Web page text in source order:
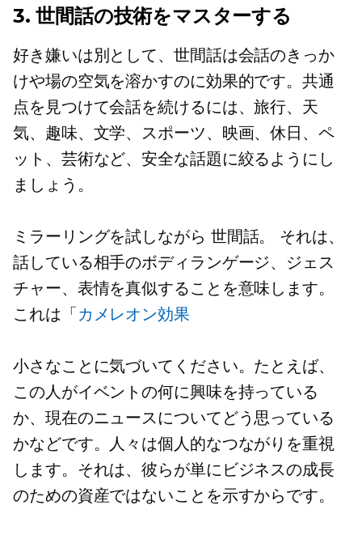
3. 世間話の技術をマスターする
好き嫌いは別として、世間話は会話のきっか
けや場の空気を溶かすのに効果的です。共通
点を見つけて会話を続けるには、旅行、天
気、趣味、文学、スポーツ、映画、休日、ペ
ット、芸術など、安全な話題に絞るようにし
ましょう。
ミラーリングを試しながら 世間話。
それは、
話している相手のボディランゲージ、ジェス
チャー、表情を真似することを意味します。
これは「 カメレオン効果
小さなことに気づいてください。たとえば、
この人がイベントの何に興味を持っている
か、現在のニュースについてどう思っている
かなどです。人々は個人的なつながりを重視
します。それは、彼らが単にビジネスの成長
のための資産ではないことを示すからです。